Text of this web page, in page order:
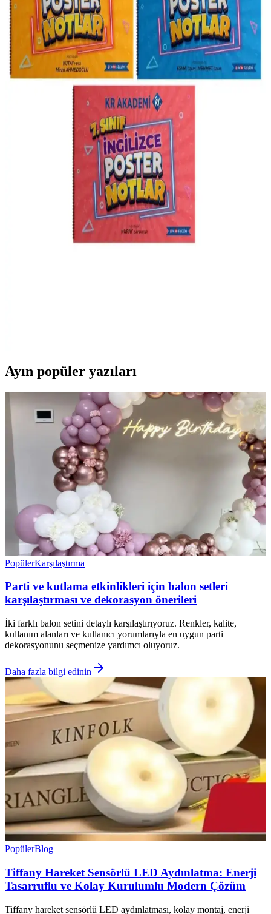
Yargı Yayınevi KPSS 2022 Genel Yetenek ve Türkçe
Ders Notları Kitabı İncelemesi
KPSS 2022 hazırlıkları için Yargı Yayınevi'nin Türkçe ve genel
yetenek notları, pratik çözümler ve güncel içeriklerle sınava etkili
hazırlık sağlar.
TYT Konu Soru Süper Pratik Notlar Seti İncelemesi
ve Öğrenci Yorumları
Pomodoro Eğitim Yayınları'nın TYT Konu Soru Süper Pratik Notlar
Seti, 500 sayfalık, sade ve anlaşılır içeriğiyle sınava odaklı hazırlık
sağlar. Video çözümler ve pratik kullanım kolaylığı sunar.
Kr Akademi Yayınları LGS Poster Notlar Soru
Fasikülleri İkinci Çeyrek Öğrenci Başarısını Artıran
2021 güncel içeriklerle hazırlanan bu fasiküller, 8. sınıf
öğrencilerinin sınav başarısını artırmayı hedefler, dil gelişimine katkı
Ayın popüler yazıları
PopülerKarşılaştırma
Parti ve kutlama etkinlikleri için balon setleri
karşılaştırması ve dekorasyon önerileri
İki farklı balon setini detaylı karşılaştırıyoruz. Renkler, kalite,
kullanım alanları ve kullanıcı yorumlarıyla en uygun parti
dekorasyonunu seçmenize yardımcı oluyoruz.
Daha fazla bilgi edinin
PopülerBlog
Tiffany Hareket Sensörlü LED Aydınlatma: Enerji
Tasarruflu ve Kolay Kurulumlu Modern Çözüm
Tiffany hareket sensörlü LED aydınlatması, kolay montaj, enerji